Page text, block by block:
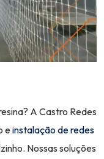
? A Castro Redes
einstalação de redes
. Nossas soluções